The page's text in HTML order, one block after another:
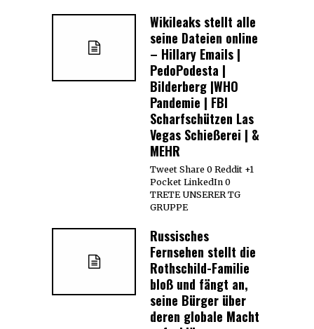
Wikileaks stellt alle
seine Dateien online
– Hillary Emails |
PedoPodesta |
Bilderberg |WHO
Pandemie | FBI
Scharfschützen Las
Vegas Schießerei | &
MEHR
Tweet Share 0 Reddit +1
Pocket LinkedIn 0
TRETE UNSERER TG
GRUPPE
Russisches
Fernsehen stellt die
Rothschild-Familie
bloß und fängt an,
seine Bürger über
deren globale Macht